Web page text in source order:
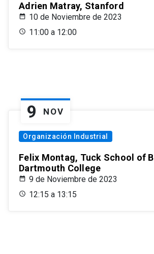
Adrien Matray, Stanford
10 de Noviembre de 2023
11:00 a 12:00
9 NOV
Organización Industrial
Felix Montag, Tuck School of
Dartmouth College
9 de Noviembre de 2023
12:15 a 13:15